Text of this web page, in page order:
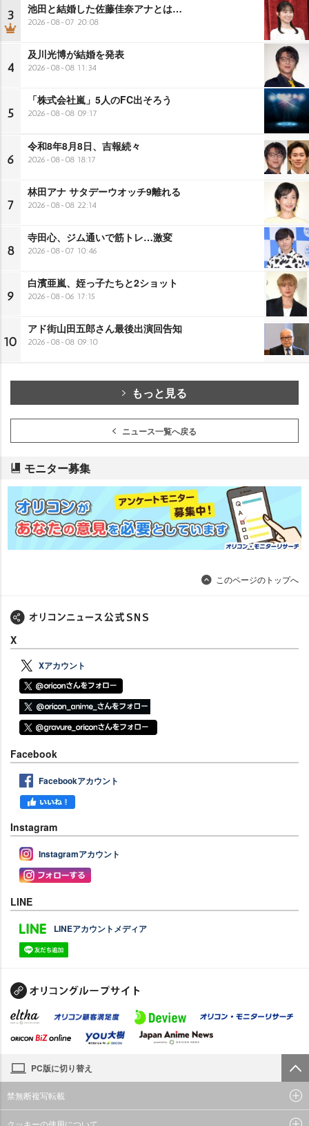
3 池田と結婚した佐藤佳奈アナとは…
2026-08-07 20:08
4
及川光博が結婚を発表
2026-08-08 11:34
5
「株式会社嵐」5人のFC出そろう
2026-08-08 09:17
6
令和8年8月8日、吉報続々
2026-08-08 18:17
7
林田アナ サタデーウオッチ9離れる
2026-08-08 22:14
8
寺田心、ジム通いで筋トレ…激変
2026-08-07 10:46
9
白濱亜嵐、姪っ子たちと2ショット
2026-08-06 17:15
10
アド街山田五郎さん最後出演回告知
2026-08-08 09:10
もっと見る
ニュース一覧へ戻る
モニター募集
このページのトップへ
X
Xアカウント
Facebook
Facebookアカウント
Instagram
Instagramアカウント
LINE
LINEアカウントメディア
PC版に切り替え
禁無断複写転載
クッキーの使用について